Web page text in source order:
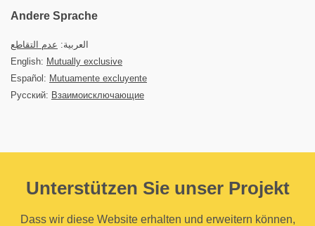
Andere Sprache
العربية: عدم التقاطع
English: Mutually exclusive
Español: Mutuamente excluyente
Русский: Взаимоисключающие
Unterstützen Sie unser Projekt
Dass wir diese Website erhalten und erweitern können,